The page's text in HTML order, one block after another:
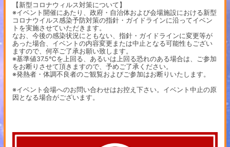
【新型コロナウィルス対策について】
※イベント開催にあたり、政府・自治体および会場施設における新型
コロナウイルス感染予防対策の指針・ガイドラインに沿ってイベン
トを実施させていただきます。
なお、今後の感染状況にともない、指針・ガイドラインに変更等が
あった場合、イベントの内容変更または中止となる可能性もござい
ますので、何卒ご了承お願い致します。
※基準値37.5℃を上回る、あるいは上回る恐れのある場合は、ご参加
をお断りさせて頂きますので、予めご了承ください。
※発熱者・体調不良者のご観覧およびご参加はお断りいたします。
※イベント会場へのお問い合わせはお控え下さい。イベント中止の原
因となる場合がございます。